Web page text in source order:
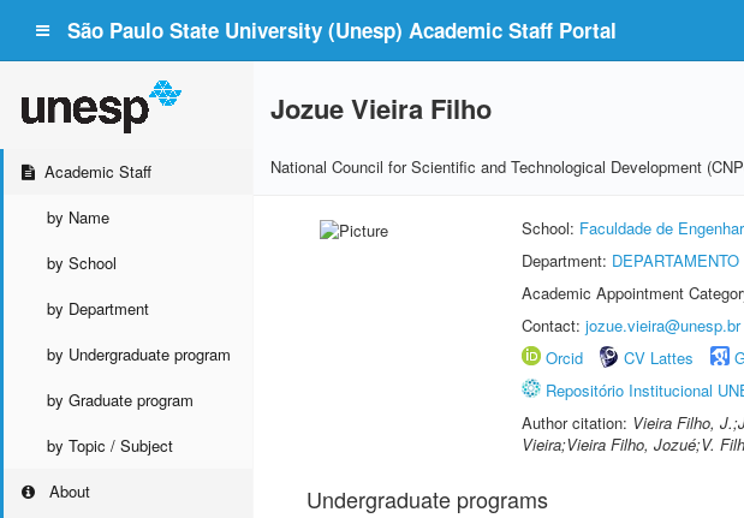
São Paulo State University (Unesp) Academic Staff Portal
Academic Staff
by Name
by School
by Department
by Undergraduate program
by Graduate program
by Topic / Subject
About
Jozue Vieira Filho
National Council for Scientific and Technological Development
School: Faculdade de
Department:
Academic Appointment
Contact: jozue.vieira@unesp.br
Orcid
CV Lattes
Repositório Institucional
Author citation: Vieira Filho,
Vieira;Vieira Filho, Jozué;V.
Undergraduate programs